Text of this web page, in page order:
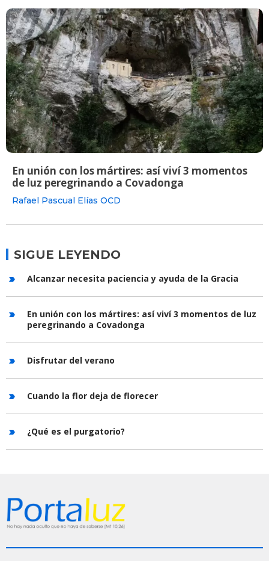
En unión con los mártires: así viví 3 momentos
de luz peregrinando a Covadonga
Rafael Pascual Elías OCD
SIGUE LEYENDO
Alcanzar necesita paciencia y ayuda de la Gracia
En unión con los mártires: así viví 3 momentos de luz
peregrinando a Covadonga
Disfrutar del verano
Cuando la flor deja de florecer
¿Qué es el purgatorio?